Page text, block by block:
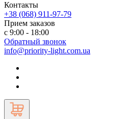
Контакты
+38 (068) 911-97-79
Прием заказов
с 9:00 - 18:00
Обратный звонок
info@priority-light.com.ua